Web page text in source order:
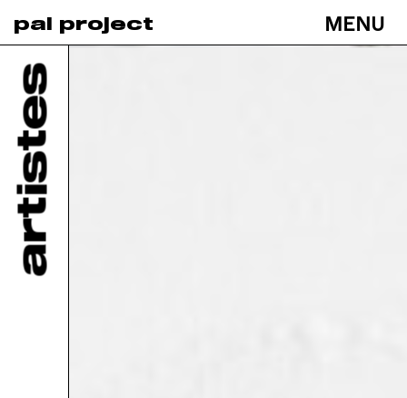
Toggle
MENU
pal project
artistes